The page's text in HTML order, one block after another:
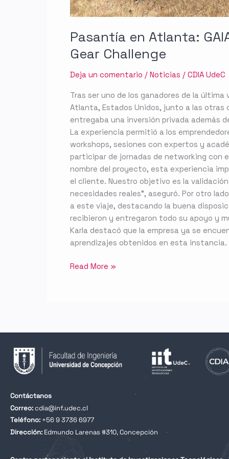
Pasantía en Atlanta:
Gear Challenge
Deja un comentario / Noticias / CDIA UdeC
Tras ser uno de los ganadores de la
Atlanta, Estados Unidos, junto a las otras
entregaba una inversión privada además
La experiencia permitió a los
workshops, sesiones con expertos y
participar de jornadas de networking con
nombre del proyecto, esta experiencia
el cliente. Nuestro objetivo es la
necesidades reales”, aseguró. Por otro
a este viaje, destacando la buena
recibieron y entregaron todo su apoyo y
Karla destacó que la empresa ya se
aprendizajes obtenidos en esta instancia.
Read More »
Contáctanos
Correo:cdia@inf.udec.cl
Teléfono: +56 9 3736 6977
Dirección: Edmundo Larenas #310, Concepción